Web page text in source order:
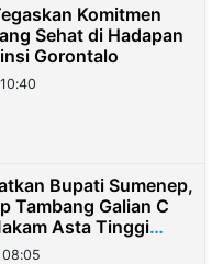
Komitmen
Sehat di Hadapan
Gorontalo
Bupati Sumenep,
Tambang Galian C
Asta Tinggi